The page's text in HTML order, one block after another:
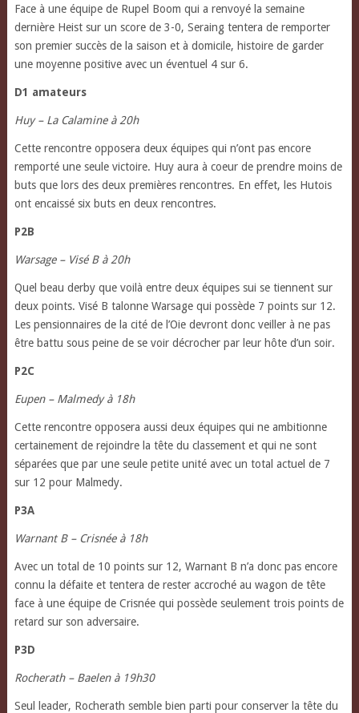
Face à une équipe de Rupel Boom qui a renvoyé la semaine
dernière Heist sur un score de 3-0, Seraing tentera de remporter
son premier succès de la saison et à domicile, histoire de garder
une moyenne positive avec un éventuel 4 sur 6.
D1 amateurs
Huy – La Calamine à 20h
Cette rencontre opposera deux équipes qui n’ont pas encore
remporté une seule victoire. Huy aura à coeur de prendre moins de
buts que lors des deux premières rencontres. En effet, les Hutois
ont encaissé six buts en deux rencontres.
P2B
Warsage – Visé B à 20h
Quel beau derby que voilà entre deux équipes sui se tiennent sur
deux points. Visé B talonne Warsage qui possède 7 points sur 12.
Les pensionnaires de la cité de l’Oie devront donc veiller à ne pas
être battu sous peine de se voir décrocher par leur hôte d’un soir.
P2C
Eupen – Malmedy à 18h
Cette rencontre opposera aussi deux équipes qui ne ambitionne
certainement de rejoindre la tête du classement et qui ne sont
séparées que par une seule petite unité avec un total actuel de 7
sur 12 pour Malmedy.
P3A
Warnant B – Crisnée à 18h
Avec un total de 10 points sur 12, Warnant B n’a donc pas encore
connu la défaite et tentera de rester accroché au wagon de tête
face à une équipe de Crisnée qui possède seulement trois points de
retard sur son adversaire.
P3D
Rocherath – Baelen à 19h30
Seul leader, Rocherath semble bien parti pour conserver la tête du